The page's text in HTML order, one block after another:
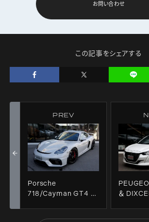
お問い合わせ
この記事をシェアする
PREV
Porsche
718/Cayman GT4 ＆
＆